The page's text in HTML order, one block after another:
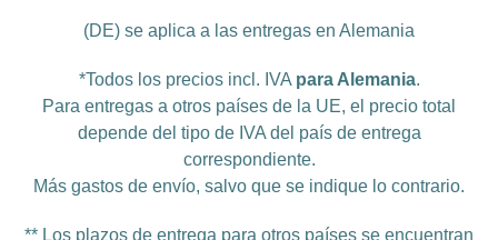
(DE) se aplica a las entregas en Alemania
*Todos los precios incl. IVA para Alemania.
Para entregas a otros países de la UE, el precio total
depende del tipo de IVA del país de entrega
correspondiente.
Más gastos de envío, salvo que se indique lo contrario.
** Los plazos de entrega para otros países se encuentran